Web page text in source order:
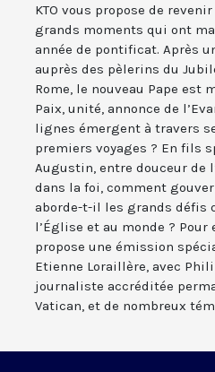
KTO vous propose de
grands moments qui ont
année de pontificat. Après
auprès des pèlerins du
Rome, le nouveau Pape est
Paix, unité, annonce de
lignes émergent à travers
premiers voyages ? En fils
Augustin, entre douceur de
dans la foi, comment
aborde-t-il les grands défis
l’Église et au monde ? Pour
propose une émission
Etienne Loraillère, avec
journaliste accréditée
Vatican, et de nombreux